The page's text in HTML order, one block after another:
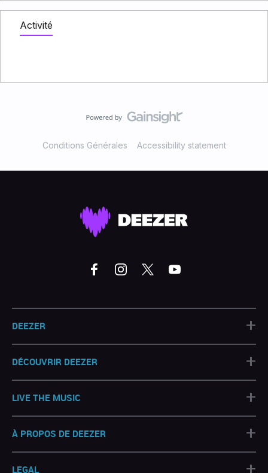
Activité
Conditions Générales Accessibility statement
DEEZER +
DÉCOUVRIR DEEZER +
LIVE THE MUSIC +
À PROPOS DE DEEZER +
LEGAL +